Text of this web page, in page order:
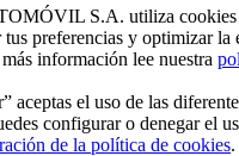
S.A. utiliza cookies
tus preferencias y optimizar la
información lee nuestra
aceptas el uso de las
configurar o denegar el
de la política de cookies.